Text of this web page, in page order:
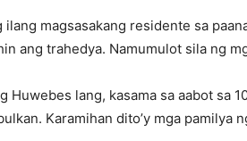
ilang magsasakang residente sa
ang trahedya. Namumulot sila ng
Huwebes lang, kasama sa aabot sa
Karamihan dito’y mga pamilya